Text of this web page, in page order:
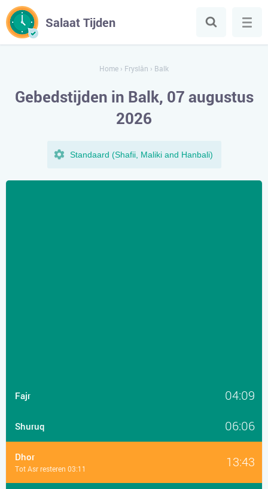
Salaat Tijden
Home › Fryslân › Balk
Gebedstijden in Balk, 07 augustus
2026
Standaard (Shafii, Maliki and Hanbali)
Fajr 04:09
Shuruq 06:06
Dhor 13:43
Tot Asr resteren 03:11